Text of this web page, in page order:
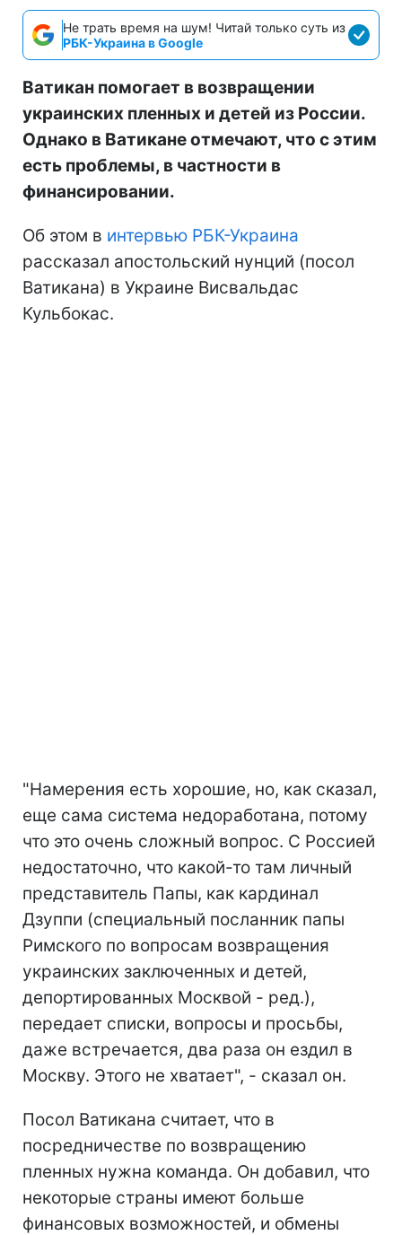
Не трать время на шум! Читай только суть из
РБК-Украина в Google
Ватикан помогает в возвращении
украинских пленных и детей из России.
Однако в Ватикане отмечают, что с этим
есть проблемы, в частности в
финансировании.
Об этом в интервью РБК-Украина
рассказал апостольский нунций (посол
Ватикана) в Украине Висвальдас
Кульбокас.
"Намерения есть хорошие, но, как сказал,
еще сама система недоработана, потому
что это очень сложный вопрос. С Россией
недостаточно, что какой-то там личный
представитель Папы, как кардинал
Дзуппи (специальный посланник папы
Римского по вопросам возвращения
украинских заключенных и детей,
депортированных Москвой - ред.),
передает списки, вопросы и просьбы,
даже встречается, два раза он ездил в
Москву. Этого не хватает", - сказал он.
Посол Ватикана считает, что в
посредничестве по возвращению
пленных нужна команда. Он добавил, что
некоторые страны имеют больше
финансовых возможностей, и обмены